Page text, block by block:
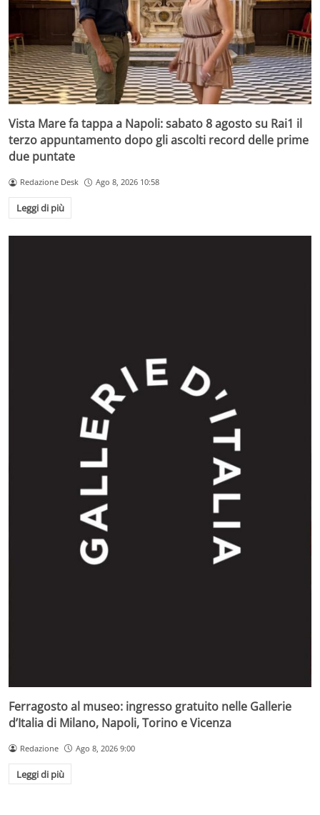
Vista Mare fa tappa a Napoli: sabato 8 agosto su Rai1 il
terzo appuntamento dopo gli ascolti record delle prime
due puntate
Redazione Desk Ago 8, 2026 10:58
Leggi di più
Ferragosto al museo: ingresso gratuito nelle Gallerie
d’Italia di Milano, Napoli, Torino e Vicenza
Redazione Ago 8, 2026 9:00
Leggi di più